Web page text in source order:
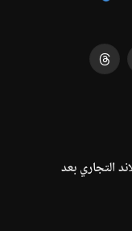
Threads
التجاري بعد